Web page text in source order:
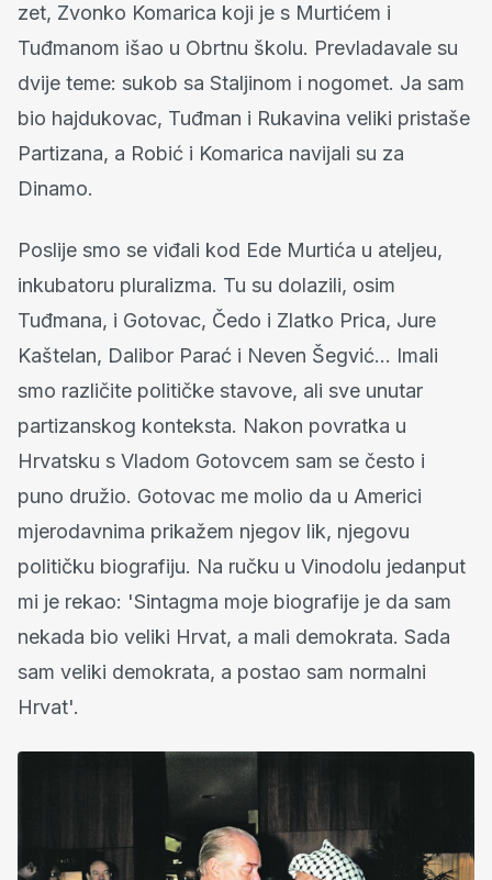
zet, Zvonko Komarica koji je s Murtićem i
Tuđmanom išao u Obrtnu školu. Prevladavale su
dvije teme: sukob sa Staljinom i nogomet. Ja sam
bio hajdukovac, Tuđman i Rukavina veliki pristaše
Partizana, a Robić i Komarica navijali su za
Dinamo.
Poslije smo se viđali kod Ede Murtića u ateljeu,
inkubatoru pluralizma. Tu su dolazili, osim
Tuđmana, i Gotovac, Čedo i Zlatko Prica, Jure
Kaštelan, Dalibor Parać i Neven Šegvić... Imali
smo različite političke stavove, ali sve unutar
partizanskog konteksta. Nakon povratka u
Hrvatsku s Vladom Gotovcem sam se često i
puno družio. Gotovac me molio da u Americi
mjerodavnima prikažem njegov lik, njegovu
političku biografiju. Na ručku u Vinodolu jedanput
mi je rekao: 'Sintagma moje biografije je da sam
nekada bio veliki Hrvat, a mali demokrata. Sada
sam veliki demokrata, a postao sam normalni
Hrvat'.